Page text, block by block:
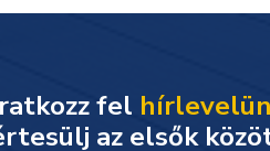
fel